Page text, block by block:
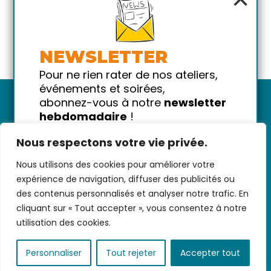
Nous respectons votre vie privée.
Nous utilisons des cookies pour améliorer votre
expérience de navigation, diffuser des publicités ou
des contenus personnalisés et analyser notre trafic. En
cliquant sur « Tout accepter », vous consentez à notre
utilisation des cookies.
Personnaliser Tout rejeter Accepter tout
Nous contacter- CGV/CGU-Données
personnelles-Infos pratiques- FAQ
NEWSLETTER
Pour ne rien rater de nos ateliers,
événements et soirées,
abonnez-vous à notre newsletter
hebdomadaire !
!
Votre email